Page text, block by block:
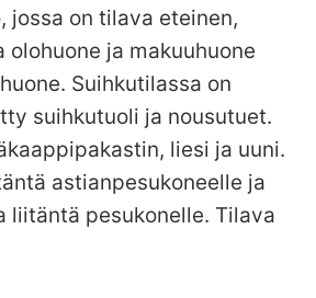
jossa on tilava eteinen,
ja makuuhuone
Suihkutilassa on
suihkutuoli ja nousutuet.
liesi ja uuni.
astianpesukoneelle ja
liitäntä pesukonelle. Tilava